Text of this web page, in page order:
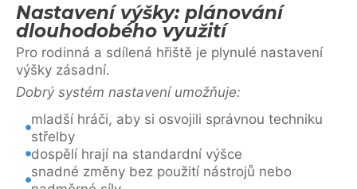
Nastavení výšky: plánování
dlouhodobého využití
Pro rodinná a sdílená hřiště je plynulé nastavení
výšky zásadní.
Dobrý systém nastavení umožňuje:
mladší hráči, aby si osvojili správnou techniku
střelby
dospělí hrají na standardní výšce
snadné změny bez použití nástrojů nebo